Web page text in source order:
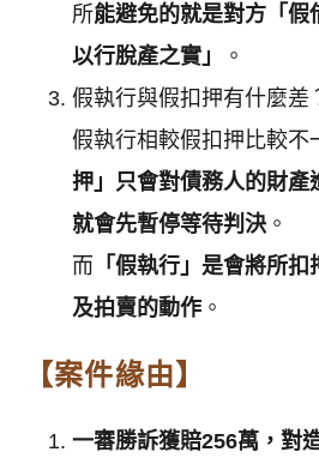
所能避免的就是對方「假
以行脫產之實」
。
假執行與假扣押有什麼差
假執行相較假扣押比較不
押」只會對債務人的財產
就會先暫停等待判決 。
而 「假執行」是會將所
及拍賣的動作 。
【案件緣由】
一審勝訴獲賠256萬，對